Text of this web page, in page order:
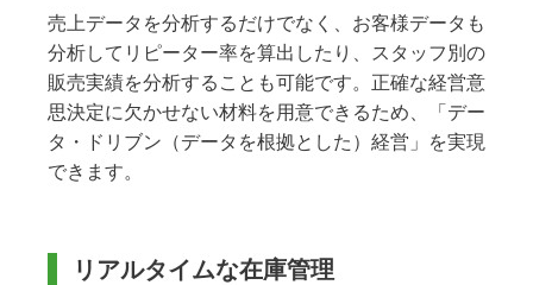
売上データを分析するだけでなく、お客様データも
分析してリピーター率を算出したり、スタッフ別の
販売実績を分析することも可能です。正確な経営意
思決定に欠かせない材料を用意できるため、「デー
タ・ドリブン（データを根拠とした）経営」を実現
できます。
リアルタイムな在庫管理